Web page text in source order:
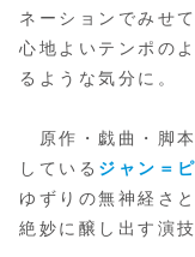
ネーションでみせ
心地よいテンポの
るような気分に。
原作・戯曲・脚
している ジャン＝
ゆずりの無神経さ
絶妙に醸し出す演